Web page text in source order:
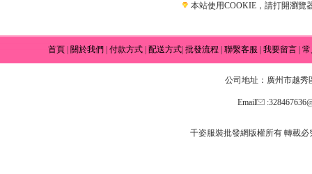
本站使用COOKIE，請打開瀏覽
首頁| 關於我們 付款方式| 配送方式| 批發流程 聯繫客服 我要留言| 常
公司地址：廣州市越秀
Email
千姿服裝批發網版權所有 轉載